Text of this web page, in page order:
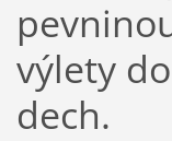
výlety
dech.